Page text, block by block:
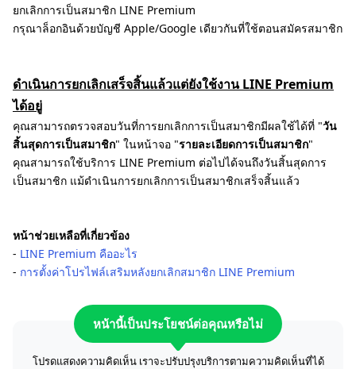
ยกเลิกการเป็นสมาชิก LINE Premium
กรุณาล็อกอินด้วยบัญชี Apple/Google เดียวกันที่ใช้ตอนสมัครสมาชิก
ดำเนินการยกเลิกเสร็จสิ้นแล้วแต่ยังใช้งาน LINE Premium
ได้อยู่
คุณสามารถตรวจสอบวันที่การยกเลิกการเป็นสมาชิกมีผลใช้ได้ที่ "วัน
สิ้นสุดการเป็นสมาชิก" ในหน้าจอ "รายละเอียดการเป็นสมาชิก"
คุณสามารถใช้บริการ LINE Premium ต่อไปได้จนถึงวันสิ้นสุดการ
เป็นสมาชิก แม้ดำเนินการยกเลิกการเป็นสมาชิกเสร็จสิ้นแล้ว
หน้าช่วยเหลือที่เกี่ยวข้อง
- LINE Premium คืออะไร
- การตั้งค่าโปรไฟล์เสริมหลังยกเลิกสมาชิก LINE Premium
หน้านี้เป็นประโยชน์ต่อคุณหรือไม่
โปรดแสดงความคิดเห็น เราจะปรับปรุงบริการตามความคิดเห็นที่ได้